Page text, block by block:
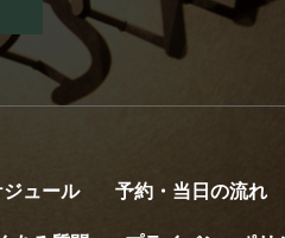
ジュール 予約・当日の流れ